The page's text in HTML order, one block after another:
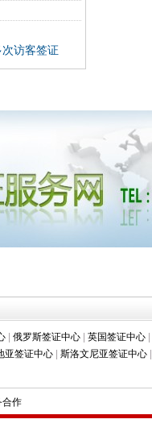
访客签证
| 俄罗斯签证中心 | 英国签证中心 |
亚签证中心 | 斯洛文尼亚签证中心 |
合作